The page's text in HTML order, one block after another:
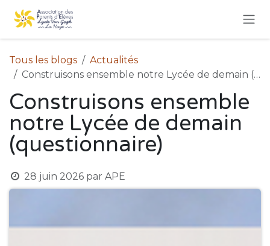
Se rendre au contenu
Tous les blogs
Actualités
Construisons ensemble notre Lycée de demain (questionnaire)
Construisons ensemble
notre Lycée de demain
(questionnaire)
28 juin 2026 par APE